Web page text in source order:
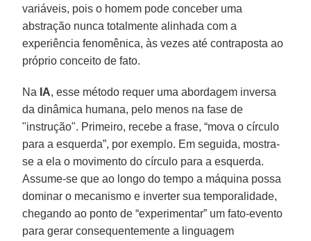
variáveis, pois o homem pode conceber uma
abstração nunca totalmente alinhada com a
experiência fenomênica, às vezes até contraposta ao
próprio conceito de fato.
Na IA, esse método requer uma abordagem inversa
da dinâmica humana, pelo menos na fase de
"instrução". Primeiro, recebe a frase, “mova o círculo
para a esquerda”, por exemplo. Em seguida, mostra-
se a ela o movimento do círculo para a esquerda.
Assume-se que ao longo do tempo a máquina possa
dominar o mecanismo e inverter sua temporalidade,
chegando ao ponto de “experimentar” um fato-evento
para gerar consequentemente a linguagem